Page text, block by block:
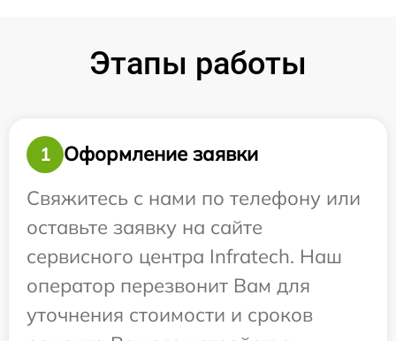
Этапы работы
1
Оформление заявки
Свяжитесь с нами по телефону или
оставьте заявку на сайте
сервисного центра Infratech. Наш
оператор перезвонит Вам для
уточнения стоимости и сроков